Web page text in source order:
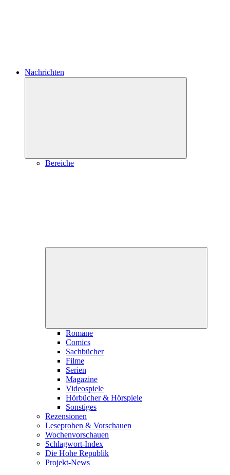
Nachrichten
Bereiche
Romane
Comics
Sachbücher
Filme
Serien
Magazine
Videospiele
Hörbücher & Hörspiele
Sonstiges
Rezensionen
Leseproben & Vorschauen
Wochenvorschauen
Schlagwort-Index
Die Hohe Republik
Projekt-News